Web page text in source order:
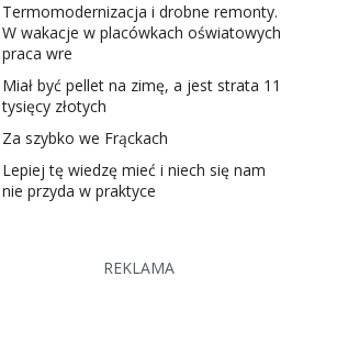
Termomodernizacja i drobne remonty.
W wakacje w placówkach oświatowych
praca wre
Miał być pellet na zimę, a jest strata 11
tysięcy złotych
Za szybko we Frąckach
Lepiej tę wiedzę mieć i niech się nam
nie przyda w praktyce
REKLAMA